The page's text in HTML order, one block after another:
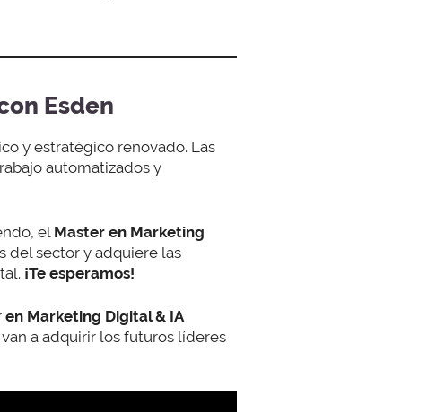
Esden
y estratégico renovado. Las
automatizados y
el Master en Marketing
del sector y adquiere las
¡Te esperamos!
en Marketing Digital & IA
a adquirir los futuros líderes